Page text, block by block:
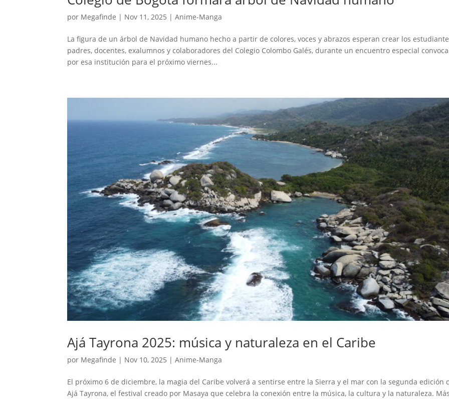
por Megafinde | Nov 11, 2025 |Anime-Manga
La figura de un árbol de Navidad humano hecho a partir de colores, voces y abrazos esperan crear los
padres, docentes, exalumnos y colaboradores del Colegio Colombo Galés, durante un encuentro especial
por esa institución para el próximo viernes...
Ajá Tayrona 2025: música y naturaleza en el Caribe
por Megafinde | Nov 10, 2025 |Anime-Manga
El próximo 6 de diciembre, la magia del Caribe volverá a sentirse entre la Sierra y el mar con la segunda edición
Ajá Tayrona, el festival creado por Masaya que celebra la conexión entre la música, la cultura y la naturaleza.